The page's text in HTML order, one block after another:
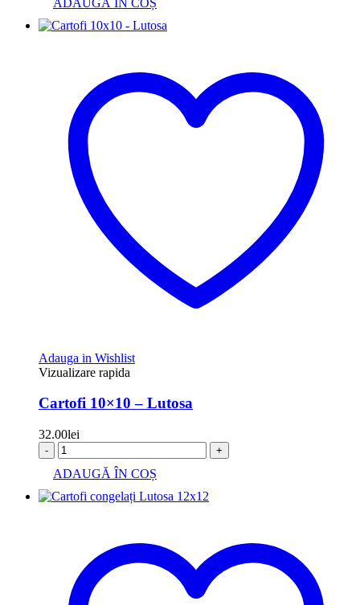
Adauga in Wishlist
Vizualizare rapida
Cartofi 10×10 – Lutosa
32.00lei
- +
ADAUGĂ ÎN COȘ